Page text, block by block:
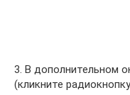
3. В дополнительном
(кликните